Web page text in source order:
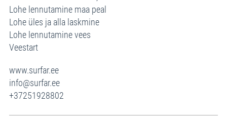
Lohe lennutamine maa peal
Lohe üles ja alla laskmine
Lohe lennutamine vees
Veestart
www.surfar.ee
info@surfar.ee
+37251928802